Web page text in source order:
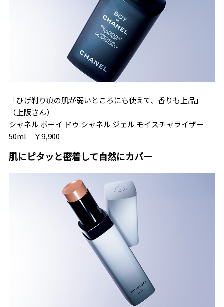
「ひげ剃り痕の肌が弱いところにも使えて、香りも上品」
（上阪さん）
シャネル ボーイ ドゥ シャネル ジェル モイスチャライザー
50ml ￥9,900
肌にピタッと密着して自然にカバー